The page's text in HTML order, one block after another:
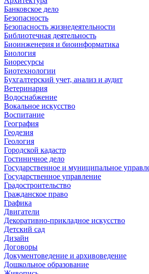
Банковское дело
Безопасность
Безопасность жизнедеятельности
Библиотечная деятельность
Биоинженерия и биоинформатика
Биология
Биоресурсы
Биотехнологии
Бухгалтерский учет, анализ и аудит
Ветеринария
Водоснабжение
Вокальное искусство
Воспитание
География
Геодезия
Геология
Городской кадастр
Гостиничное дело
Государственное и муниципальное
Государственное управление
Градостроительство
Гражданское право
Графика
Двигатели
Декоративно-прикладное искусство
Детский сад
Дизайн
Договоры
Документоведение и архивоведение
Дошкольное образование